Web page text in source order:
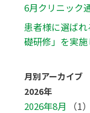
6月クリニック
患者様に選ば
礎研修」を実
月別アーカイブ
2026年
2026年8月
（1）